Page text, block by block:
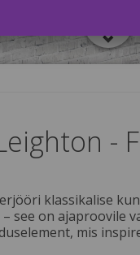
-
klassikalise
see on ajaproovile
mis